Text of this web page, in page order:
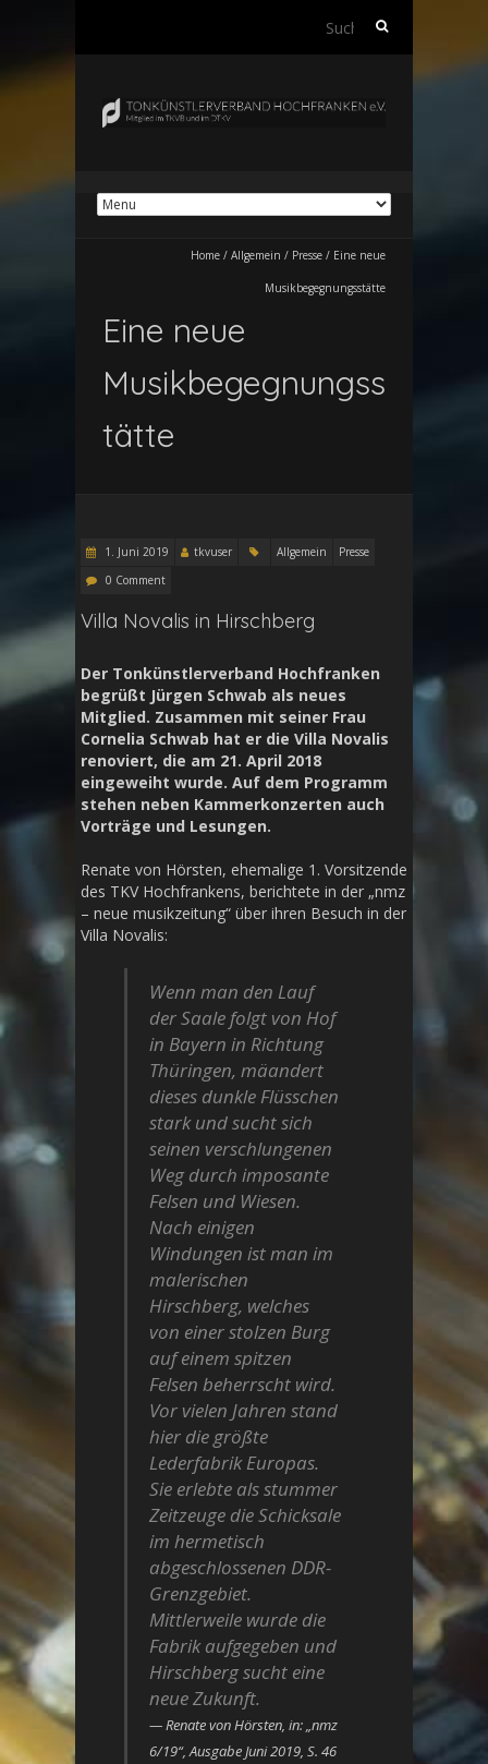
Suchen
Home / Allgemein / Presse / Eine neue
Musikbegegnungsstätte
Eine neue
Musikbegegnungss
tätte
1. Juni 2019 tkvuser Allgemein
Presse
0 Comment
Villa Novalis in Hirschberg
Der Tonkünstlerverband Hochfranken
begrüßt Jürgen Schwab als neues
Mitglied. Zusammen mit seiner Frau
Cornelia Schwab hat er die Villa Novalis
renoviert, die am 21. April 2018
eingeweiht wurde. Auf dem Programm
stehen neben Kammerkonzerten auch
Vorträge und Lesungen.
Renate von Hörsten, ehemalige 1. Vorsitzende
des TKV Hochfrankens, berichtete in der „nmz
– neue musikzeitung“ über ihren Besuch in der
Villa Novalis:
Wenn man den Lauf
der Saale folgt von Hof
in Bayern in Richtung
Thüringen, mäandert
dieses dunkle Flüsschen
stark und sucht sich
seinen verschlungenen
Weg durch imposante
Felsen und Wiesen.
Nach einigen
Windungen ist man im
malerischen
Hirschberg, welches
von einer stolzen Burg
auf einem spitzen
Felsen beherrscht wird.
Vor vielen Jahren stand
hier die größte
Lederfabrik Europas.
Sie erlebte als stummer
Zeitzeuge die Schicksale
im hermetisch
abgeschlossenen DDR-
Grenzgebiet.
Mittlerweile wurde die
Fabrik aufgegeben und
Hirschberg sucht eine
neue Zukunft.
Renate von Hörsten, in: „nmz
6/19“, Ausgabe Juni 2019, S. 46